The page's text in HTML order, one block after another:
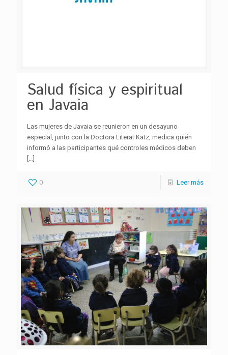
Salud física y espiritual
en Javaia
Las mujeres de Javaia se reunieron en un desayuno
especial, junto con la Doctora Literat Katz, medica quién
informó a las participantes qué controles médicos deben
[…]
0 Leer más